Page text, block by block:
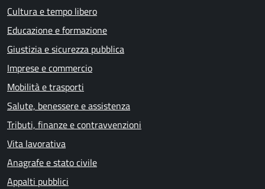
Cultura e tempo libero
Educazione e formazione
Giustizia e sicurezza pubblica
Imprese e commercio
Mobilità e trasporti
Salute, benessere e assistenza
Tributi, finanze e contravvenzioni
Vita lavorativa
Anagrafe e stato civile
Appalti pubblici